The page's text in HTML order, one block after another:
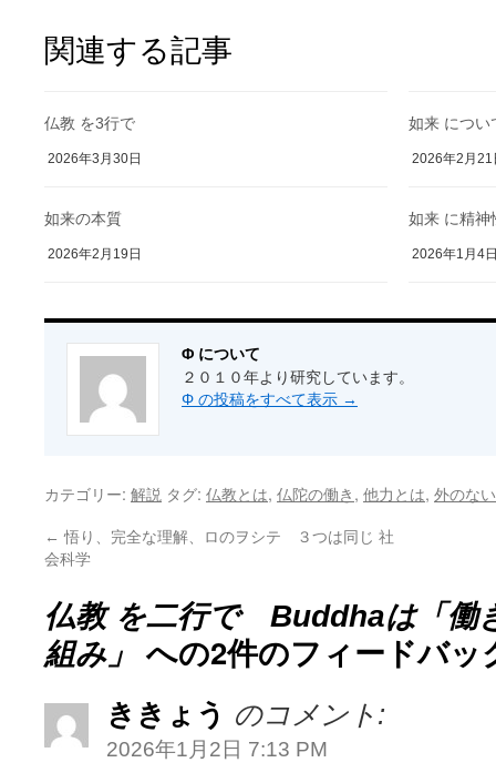
関連する記事
仏教 を3行で
2026年3月30日
如来 につ
2026年2月21
如来の本質
2026年2月19日
如来 に精神
2026年1月4
Φ について
２０１０年より研究しています。
Φ の投稿をすべて表示 →
カテゴリー: 解説 タグ: 仏教とは, 仏陀の働き , 他力とは, 外のな
← 悟り、完全な理解、ロのヲシテ ３つは同じ 社
会科学
仏教 を二行で Buddhaは「働
組み」
への2件のフィードバッ
ききょう のコメント:
2026年1月2日 7:13 PM